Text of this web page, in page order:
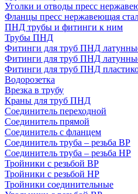
Уголки и отводы пресс
Фланцы пресс нержавеющая
ПНД трубы и фитинги к ним
Трубы ПНД
Фитинги для труб ПНД
Фитинги для труб ПНД
Фитинги для труб ПНД
Водорозетка
Врезка в трубу
Краны для труб ПНД
Соединитель переходной
Соединитель прямой
Соединитель с фланцем
Соединитель труба – резьба ВР
Соединитель труба – резьба НР
Тройники с резьбой ВР
Тройники с резьбой НР
Тройники соединительные